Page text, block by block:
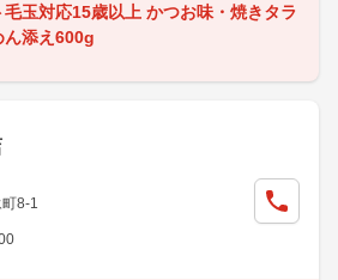
毛玉対応15歳以上 かつお味・焼きタラ
ん添え600g
8-1